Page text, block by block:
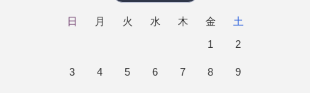
日 月 火 水 木 金
土
1
2
3 4 5 6 7 8 9